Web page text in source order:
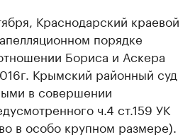
Краснодарский краевой
порядке
Бориса и Аскера
Крымский районный суд
в совершении
ч.4 ст.159 УК
в особо крупном размере).